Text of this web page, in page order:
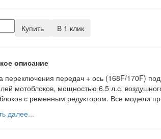
Купить В 1 клик
описание
переключения передач + ось (168F/170F)
мотоблоков, мощностью 6.5 л.с.
с ременным редуктором. Все модели
далее...